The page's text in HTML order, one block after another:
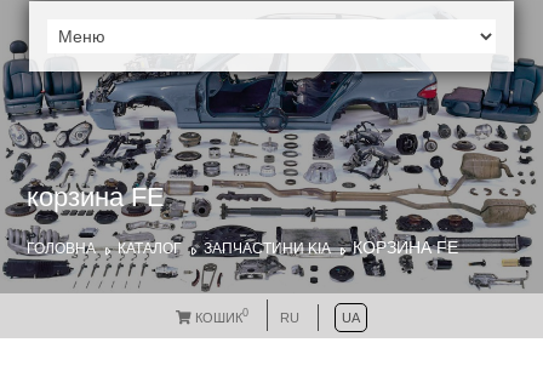
корзина FE
ГОЛОВНА КАТАЛОГ ЗАПЧАСТИНИ KIA КОРЗИНА FE
КОШИК0 RU UA